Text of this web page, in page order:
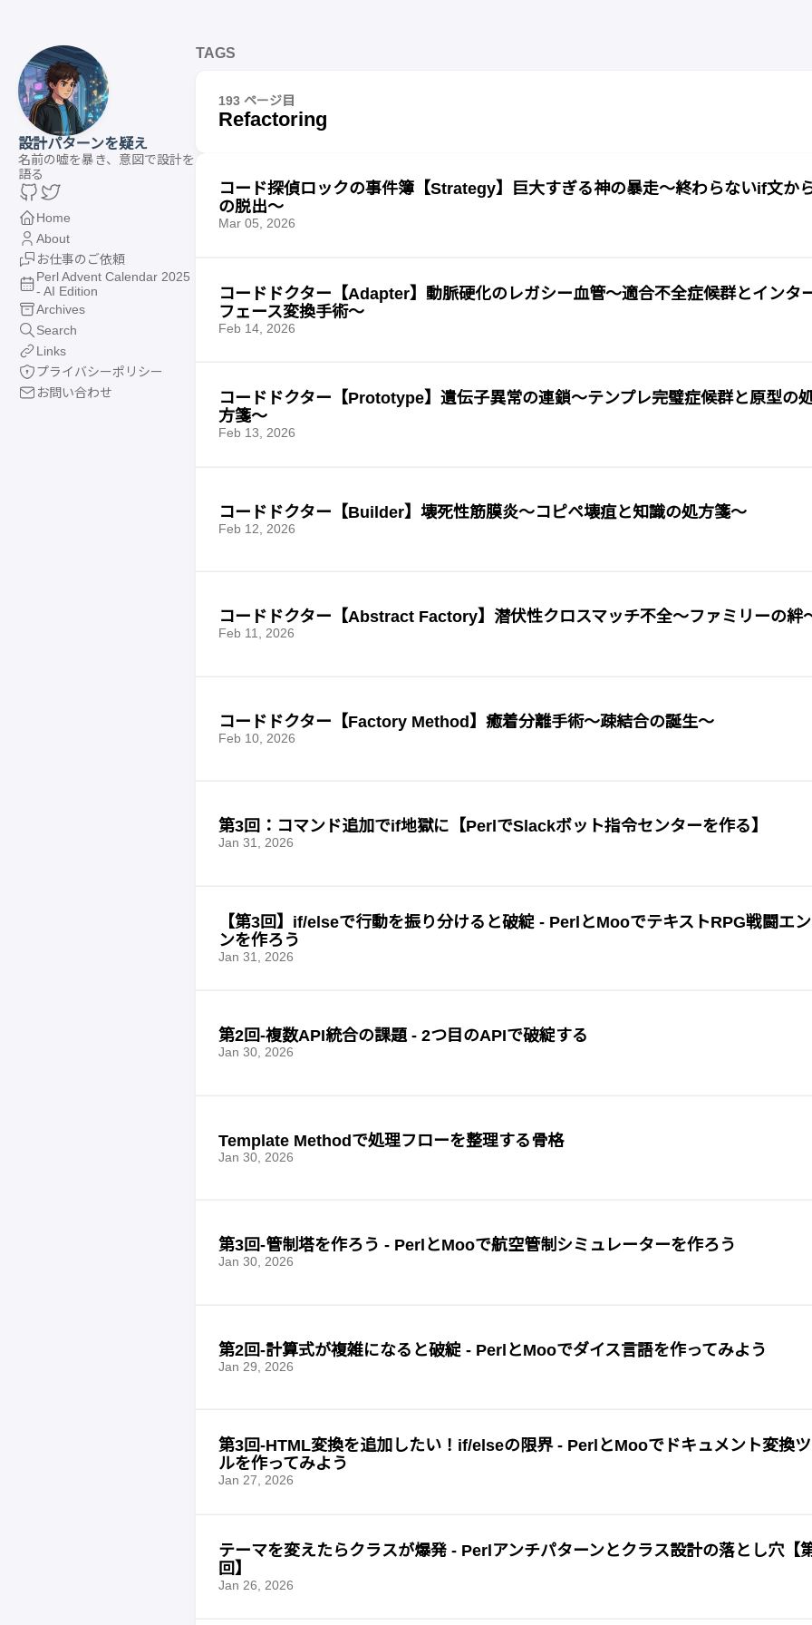
設計パターンを疑え
名前の嘘を暴き、意図で設計を
語る
Home
About
お仕事のご依頼
Perl Advent Calendar 2025
- AI Edition
Archives
Search
Links
プライバシーポリシー
お問い合わせ
TAGS
193 ページ目
Refactoring
コード探偵ロックの事件簿【Strategy】巨大すぎる神の暴走〜終わらないif文か
の脱出〜
Mar 05, 2026
コードドクター【Adapter】動脈硬化のレガシー血管〜適合不全症候群とインタ
フェース変換手術〜
Feb 14, 2026
コードドクター【Prototype】遺伝子異常の連鎖〜テンプレ完璧症候群と原型の
方箋〜
Feb 13, 2026
コードドクター【Builder】壊死性筋膜炎〜コピペ壊疽と知識の処方箋〜
Feb 12, 2026
コードドクター【Abstract Factory】潜伏性クロスマッチ不全〜ファミリーの絆
Feb 11, 2026
コードドクター【Factory Method】癒着分離手術〜疎結合の誕生〜
Feb 10, 2026
第3回：コマンド追加でif地獄に【PerlでSlackボット指令センターを作る】
Jan 31, 2026
【第3回】if/elseで行動を振り分けると破綻 - PerlとMooでテキストRPG戦闘エ
ンを作ろう
Jan 31, 2026
第2回-複数API統合の課題 - 2つ目のAPIで破綻する
Jan 30, 2026
Template Methodで処理フローを整理する骨格
Jan 30, 2026
第3回-管制塔を作ろう - PerlとMooで航空管制シミュレーターを作ろう
Jan 30, 2026
第2回-計算式が複雑になると破綻 - PerlとMooでダイス言語を作ってみよう
Jan 29, 2026
第3回-HTML変換を追加したい！if/elseの限界 - PerlとMooでドキュメント変換
ルを作ってみよう
Jan 27, 2026
テーマを変えたらクラスが爆発 - Perlアンチパターンとクラス設計の落とし穴【
回】
Jan 26, 2026